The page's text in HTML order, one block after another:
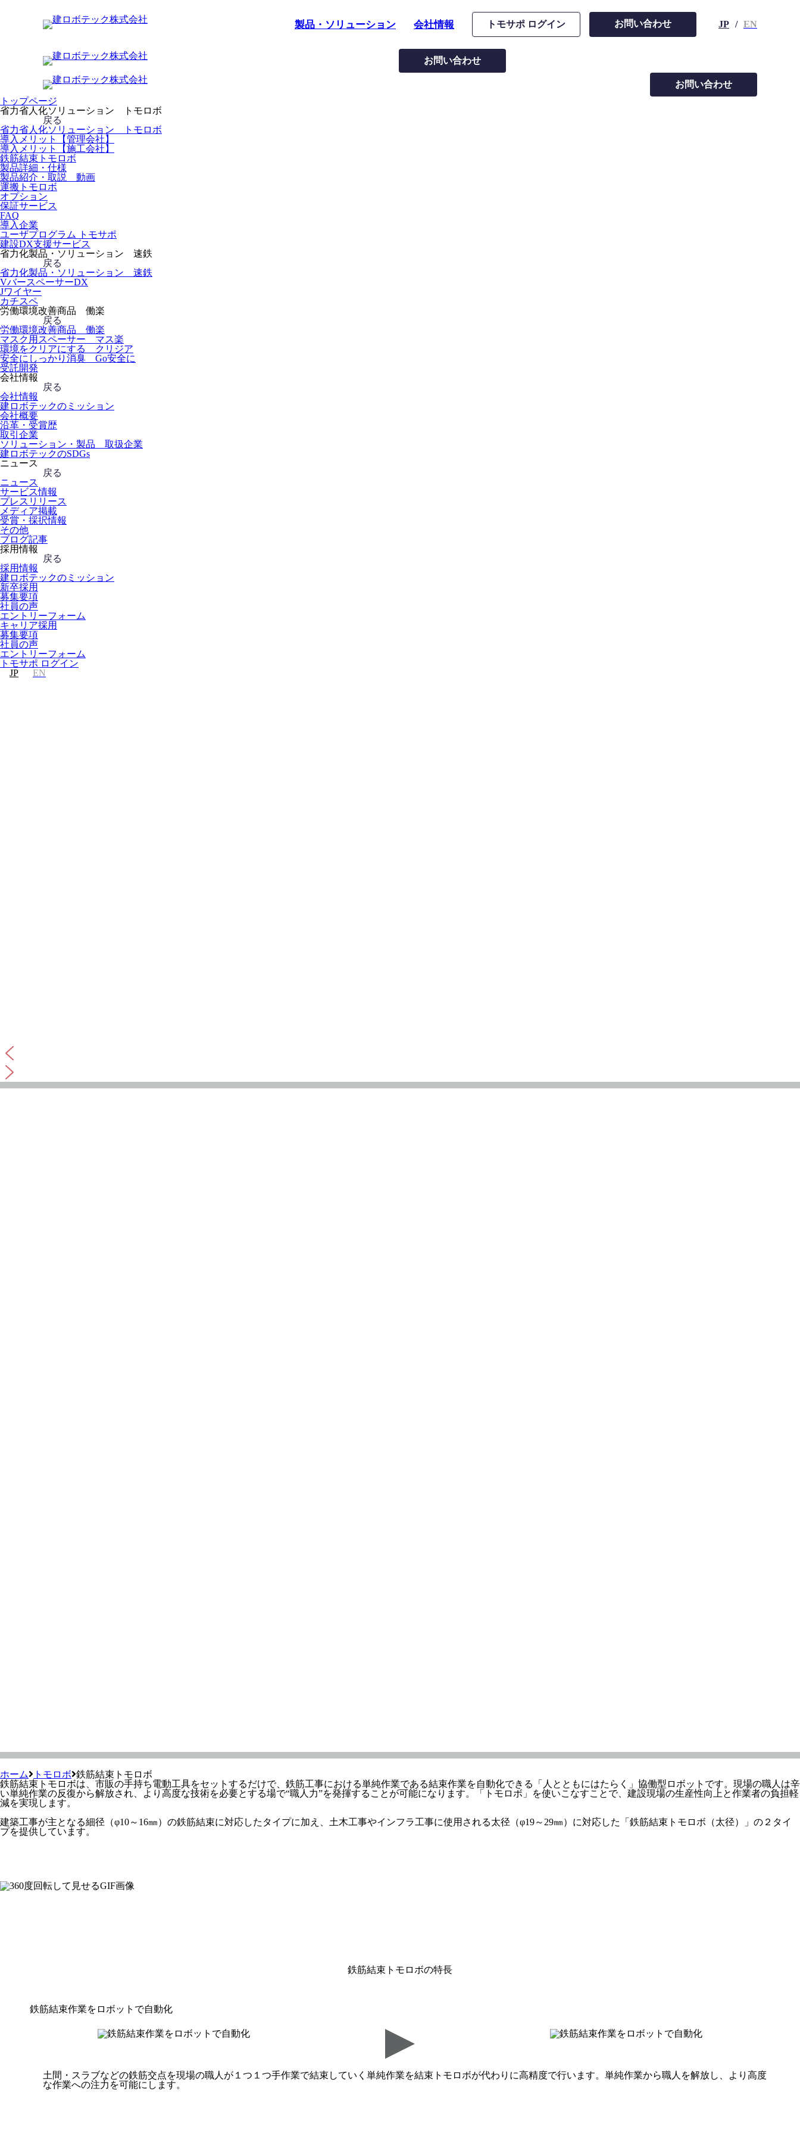
製品・ソリューション 会社情報 トモサポ ログイン お問い合わせ JP / EN
お問い合わせ
お問い合わせ
トップページ
省力省人化ソリューション トモロボ
戻る
省力省人化ソリューション トモロボ
導入メリット【管理会社】
導入メリット【施工会社】
鉄筋結束トモロボ
製品詳細・仕様
製品紹介・取説 動画
運搬トモロボ
オプション
保証サービス
FAQ
導入企業
ユーザプログラム トモサポ
建設DX支援サービス
省力化製品・ソリューション 速鉄
戻る
省力化製品・ソリューション 速鉄
VバースペーサーDX
Jワイヤー
カチスペ
労働環境改善商品 働楽
戻る
労働環境改善商品 働楽
マスク用スペーサー マス楽
環境をクリアにする クリジア
安全にしっかり消臭 Go安全に
受託開発
会社情報
戻る
会社情報
建ロボテックのミッション
会社概要
沿革・受賞歴
取引企業
ソリューション・製品 取扱企業
建ロボテックのSDGs
ニュース
戻る
ニュース
サービス情報
プレスリリース
メディア掲載
受賞・採択情報
その他
ブログ記事
採用情報
戻る
採用情報
建ロボテックのミッション
新卒採用
募集要項
社員の声
エントリーフォーム
キャリア採用
募集要項
社員の声
エントリーフォーム
トモサポ ログイン
JP
EN
ホーム トモロボ 鉄筋結束トモロボ
鉄筋結束トモロボは、市販の手持ち電動工具をセットするだけで、鉄筋工事における単純作業である結束作業を自動化できる「人とともにはたらく」協働型ロボットです。現場の職人は辛
い単純作業の反復から解放され、より高度な技術を必要とする場で“職人力”を発揮することが可能になります。「トモロボ」を使いこなすことで、建設現場の生産性向上と作業者の負担軽
減を実現します。
建築工事が主となる細径（φ10～16㎜）の鉄筋結束に対応したタイプに加え、土木工事やインフラ工事に使用される太径（φ19～29㎜）に対応した「鉄筋結束トモロボ（太径）」の２タイ
プを提供しています。
鉄筋結束トモロボの特長
鉄筋結束作業をロボットで自動化
土間・スラブなどの鉄筋交点を現場の職人が１つ１つ手作業で結束していく単純作業を結束トモロボが代わりに高精度で行います。単純作業から職人を解放し、より高度
な作業への注力を可能にします。